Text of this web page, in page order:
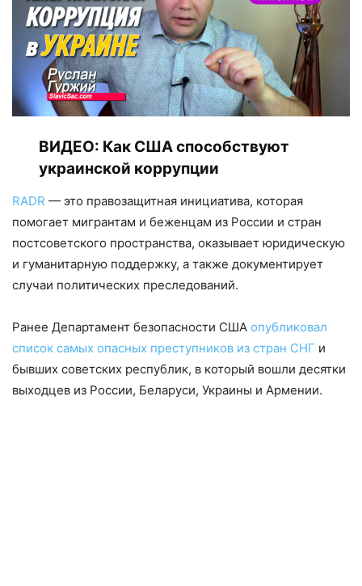
ВИДЕО: Как США способствуют
украинской коррупции
RADR — это правозащитная инициатива, которая
помогает мигрантам и беженцам из России и стран
постсоветского пространства, оказывает юридическую
и гуманитарную поддержку, а также документирует
случаи политических преследований.
Ранее Департамент безопасности США опубликовал
список самых опасных преступников из стран СНГ и
бывших советских республик, в который вошли десятки
выходцев из России, Беларуси, Украины и Армении.